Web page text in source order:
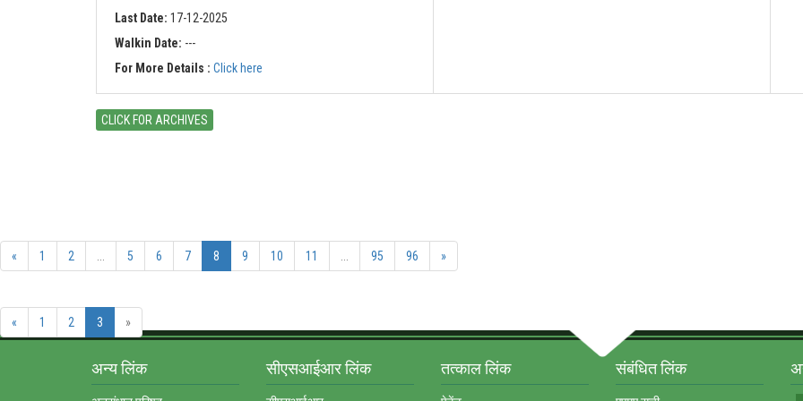
Last Date: 17-12-2025
Walkin Date: ---
For More Details : Click here
CLICK FOR ARCHIVES
« 1 2 5 6 7 8 9 10 11 95 96 »
« 1 2 3 »
अन्‍य लिंक सीएसआईआर लिंक तत्‍काल लिंक संबंधित लिंक